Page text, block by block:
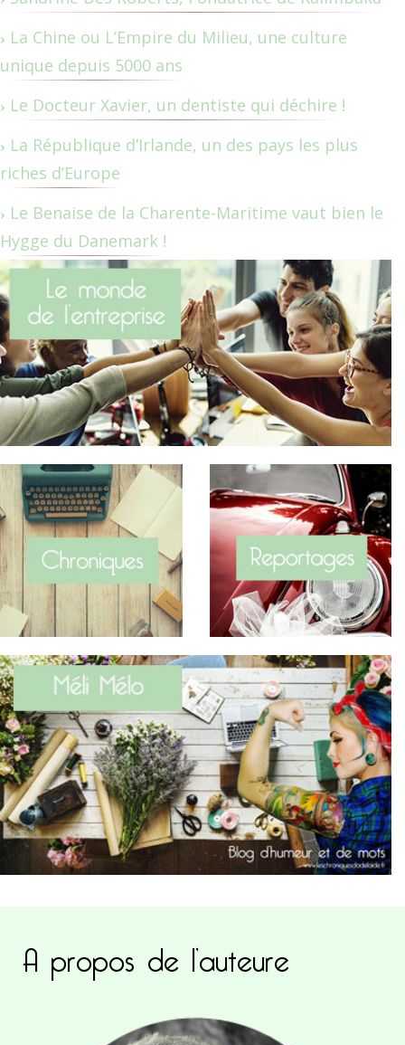
La Chine ou L’Empire du Milieu, une culture
unique depuis 5000 ans
Le Docteur Xavier, un dentiste qui déchire !
La République d’Irlande, un des pays les plus
riches d’Europe
Le Benaise de la Charente-Maritime vaut bien le
Hygge du Danemark !
A propos de l’auteure